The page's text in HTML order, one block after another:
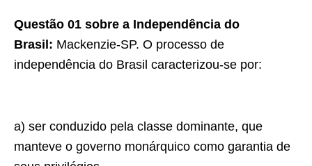
Questão 01 sobre a Independência do
Brasil: Mackenzie-SP. O processo de
independência do Brasil caracterizou-se por:
a) ser conduzido pela classe dominante, que
manteve o governo monárquico como garantia de